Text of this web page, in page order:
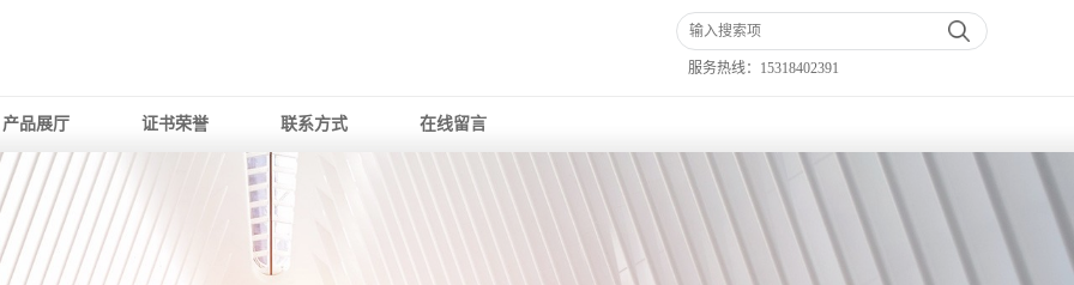
服务热线： 15318402391
产品展厅 证书荣誉 联系方式 在线留言